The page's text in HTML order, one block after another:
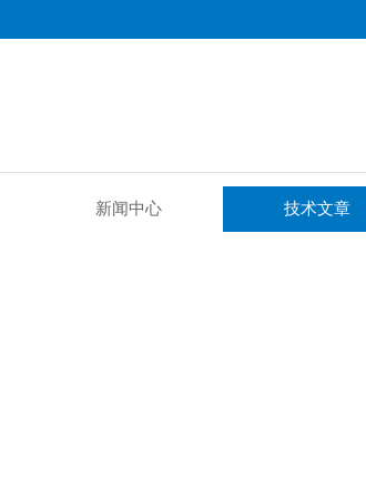
新闻中心 技术文章